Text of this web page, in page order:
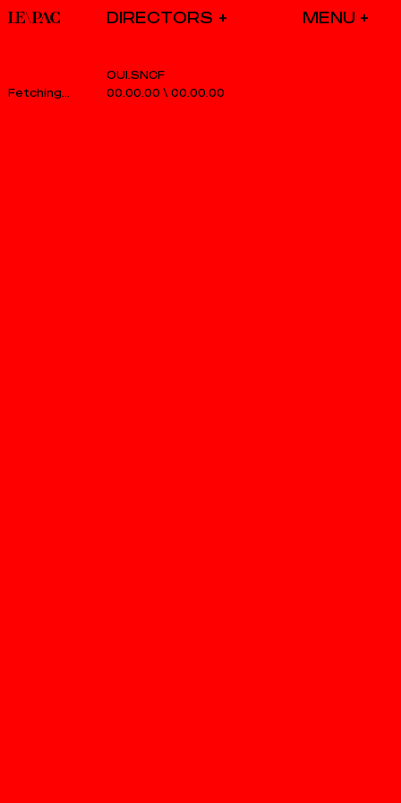
DIRECTORS
00.00.00 \ 00.00.00
OUI.SNCF